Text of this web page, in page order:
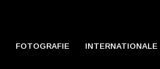
FOTOGRAFIE INTERNATIONALE